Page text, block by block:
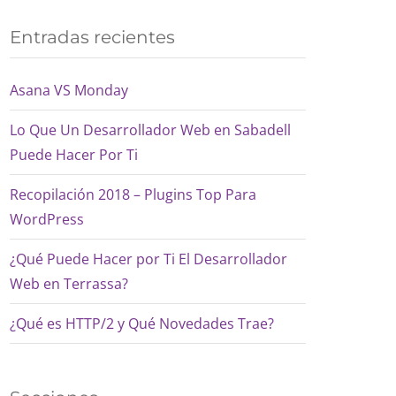
Entradas recientes
Asana VS Monday
Lo Que Un Desarrollador Web en Sabadell
Puede Hacer Por Ti
Recopilación 2018 – Plugins Top Para
WordPress
¿Qué Puede Hacer por Ti El Desarrollador
Web en Terrassa?
¿Qué es HTTP/2 y Qué Novedades Trae?